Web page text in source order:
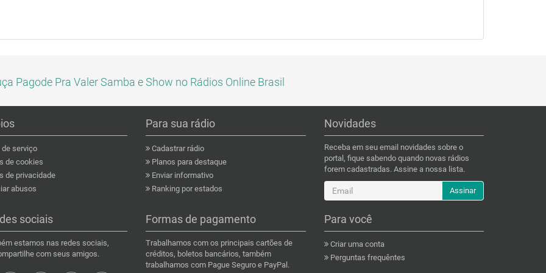
Pagode Pra Valer Samba e Show no Rádios Online Brasil
serviço
de cookies
de privacidade
abusos
Para sua rádio
Cadastrar rádio
Planos para destaque
Enviar informativo
Ranking por estados
Novidades
Receba em seu email novidades sobre o
portal, fique sabendo quando novas rádios
forem cadastradas. Assine a nossa lista.
Assinar
sociais
estamos nas redes sociais,
com seus amigos.
Formas de pagamento
Trabalhamos com os principais cartões de
créditos, boletos bancários, também
trabalhamos com Pague Seguro e PayPal.
Para você
Criar uma conta
Perguntas frequêntes